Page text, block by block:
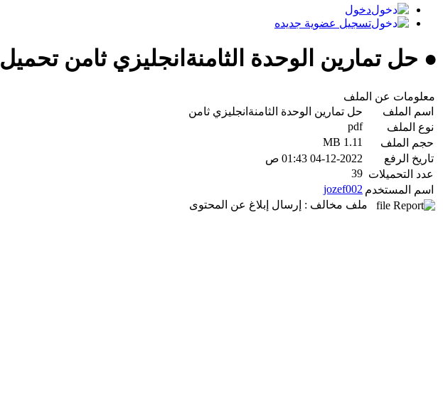
دخول
تسجيل عضوية جديده
● حل تمارين الوحدة الثامنةانجليزي ثامن تحميل
معلومات عن الملف
اسم الملف
حل تمارين الوحدة الثامنةانجليزي ثامن
نوع الملف
pdf
حجم الملف
1.11 MB
تاريخ الرفع
04-12-2022 01:43 ص
عدد التحميلات 39
اسم المستخدم jozef002
ملف مخالف : إرسال إبلاغ عن المحتوى